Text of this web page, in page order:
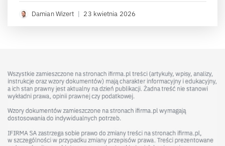
Damian Wizert 23 kwietnia 2026